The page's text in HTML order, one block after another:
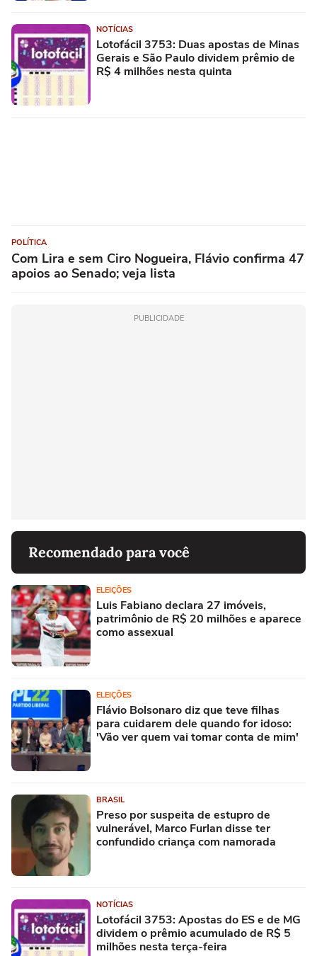
NOTÍCIAS
Lotofácil 3753: Duas apostas de Minas
Gerais e São Paulo dividem prêmio de
R$ 4 milhões nesta quinta
POLÍTICA
Com Lira e sem Ciro Nogueira, Flávio confirma 47
apoios ao Senado; veja lista
PUBLICIDADE
Recomendado para você
ELEIÇÕES
Luis Fabiano declara 27 imóveis,
patrimônio de R$ 20 milhões e aparece
como assexual
ELEIÇÕES
Flávio Bolsonaro diz que teve filhas
para cuidarem dele quando for idoso:
'Vão ver quem vai tomar conta de mim'
BRASIL
Preso por suspeita de estupro de
vulnerável, Marco Furlan disse ter
confundido criança com namorada
NOTÍCIAS
Lotofácil 3753: Apostas do ES e de MG
dividem o prêmio acumulado de R$ 5
milhões nesta terça-feira